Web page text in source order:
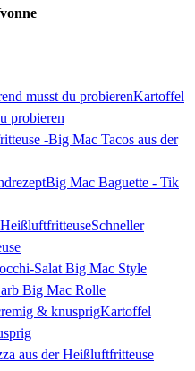
Kartoffel
probieren
Big Mac Tacos aus der
Big Mac Baguette - Tik
Schneller
Salat Big Mac Style
Big Mac Rolle
Kartoffel
aus der Heißluftfritteuse